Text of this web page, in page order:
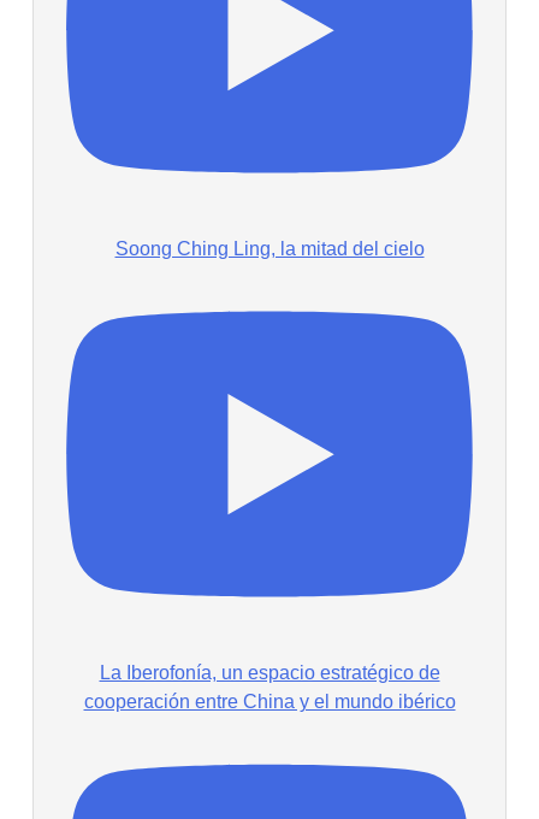
Soong Ching Ling, la mitad del cielo
La Iberofonía, un espacio estratégico de
cooperación entre China y el mundo ibérico